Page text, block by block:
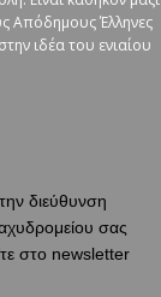
Απόδημους Έλληνες
ιδέα του ενιαίου
διεύθυνση
σας
στο newsletter